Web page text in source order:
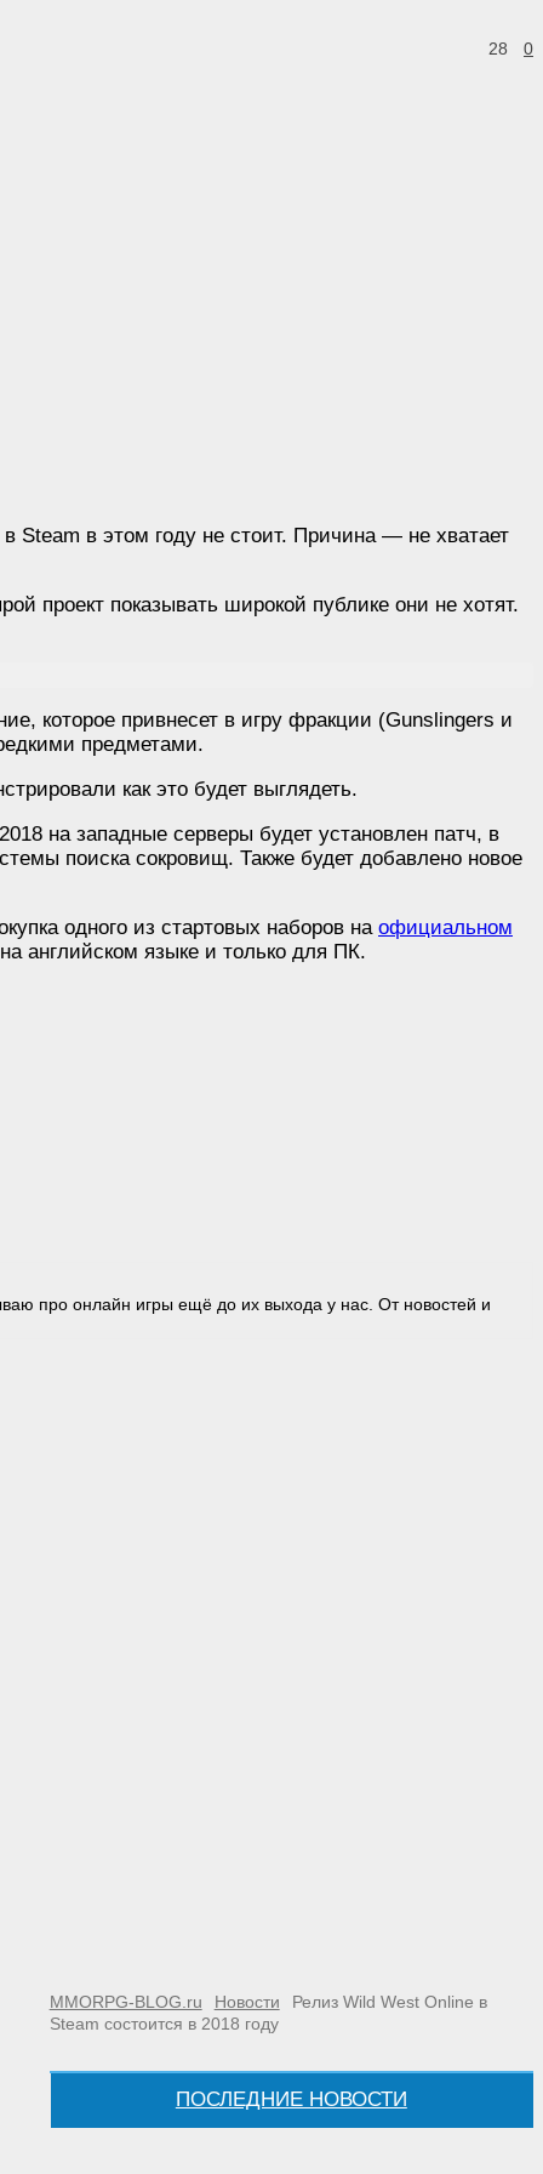
0
28
Steam в этом году не стоит. Причина — не хватает
проект показывать широкой публике они не хотят.
которое привнесет в игру фракции (Gunslingers и
предметами.
как это будет выглядеть.
на западные серверы будет установлен патч, в
поиска сокровищ. Также будет добавлено новое
одного из стартовых наборов на официальном
английском языке и только для ПК.
про онлайн игры ещё до их выхода у нас. От новостей и
MMORPG-BLOG.ru Новости
Релиз Wild West Online в
Steam состоится в 2018 году
ПОСЛЕДНИЕ НОВОСТИ